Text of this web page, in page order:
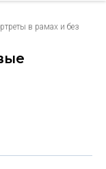
в рамах и без